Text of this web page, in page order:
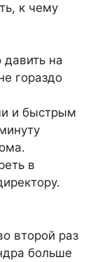
к чему
на
гораздо
и быстрым
в
второй раз
больше